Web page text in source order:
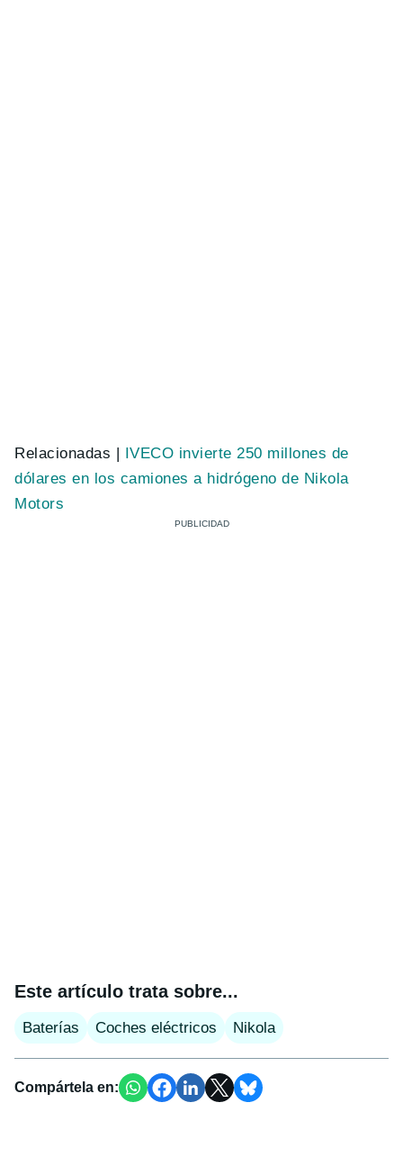
Relacionadas |
IVECO invierte 250 millones de
dólares en los camiones a hidrógeno de Nikola
Motors
Este artículo trata sobre...
Baterías Coches eléctricos Nikola
Compártela en: